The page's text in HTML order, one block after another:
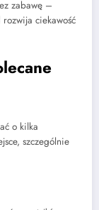
zabawę –
ciekawość
o kilka
szczególnie